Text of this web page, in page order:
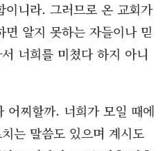
니라. 그러므로 온 교회가
알지 못하는 자들이나 믿
너희를 미쳤다 하지 아니
어찌할까. 너희가 모일 때에
는 말씀도 있으며 계시도